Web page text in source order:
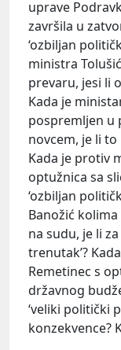
uprave
završila u
‘ozbiljan
ministra
prevaru, jesi li
Kada je
pospremljen u
novcem, je li to
Kada je protiv
optužnica sa
‘ozbiljan
Banožić
na sudu, je li
trenutak’?
Remetinec s
državnog
‘veliki politički
konzekvence?